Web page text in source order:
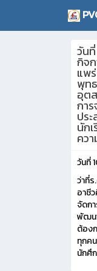
วัน
กิจ
แพ
พุท
อุต
กา
ปร
นัก
คว
วันที่
ว่าที่
อาชี
จัดก
พัฒน
ต้อง
ทุกค
นักศึ